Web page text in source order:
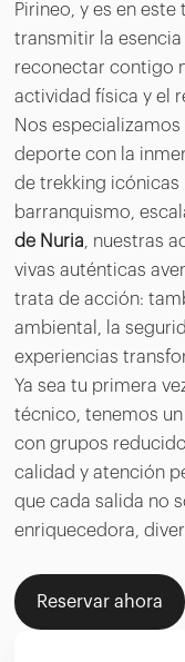
Pirineo, y es en
transmitir la
reconectar contigo
actividad física y el
Nos
deporte con la
de trekking
barranquismo,
de Nuria , nuestras
vivas auténticas
trata de acción:
ambiental, la
experiencias
Ya sea tu primera
técnico, tenemos
con grupos
calidad y atención
que cada salida no
enriquecedora,
Reservar ahora